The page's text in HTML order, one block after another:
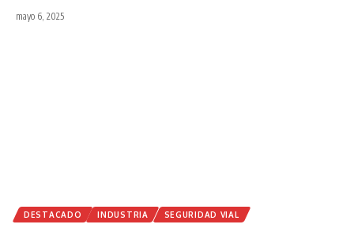
mayo 6, 2025
DESTACADO INDUSTRIA SEGURIDAD VIAL